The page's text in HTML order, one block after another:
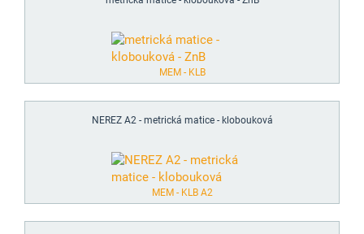
MEM - KLB
NEREZ A2 - metrická matice - klobouková
MEM - KLB A2